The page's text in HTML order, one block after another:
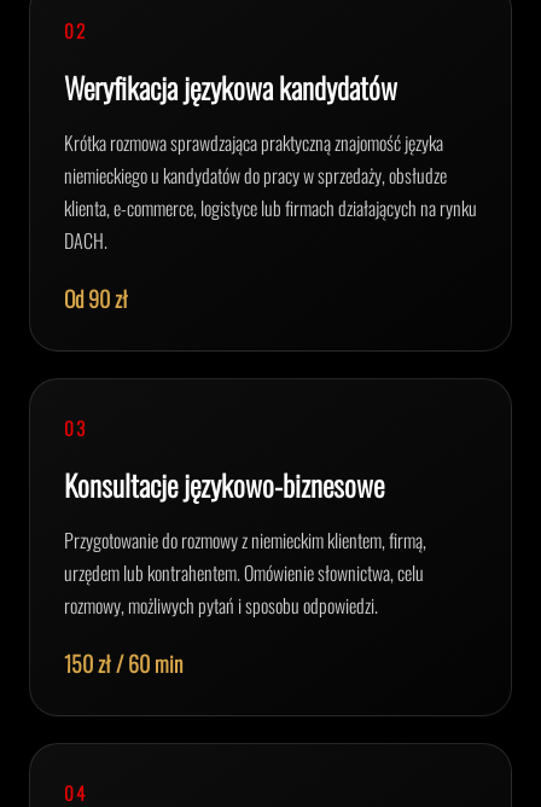
02
Weryfikacja językowa kandydatów
Krótka rozmowa sprawdzająca praktyczną znajomość języka
niemieckiego u kandydatów do pracy w sprzedaży, obsłudze
klienta, e-commerce, logistyce lub firmach działających na rynku
DACH.
Od 90 zł
03
Konsultacje językowo-biznesowe
Przygotowanie do rozmowy z niemieckim klientem, firmą,
urzędem lub kontrahentem. Omówienie słownictwa, celu
rozmowy, możliwych pytań i sposobu odpowiedzi.
150 zł / 60 min
04